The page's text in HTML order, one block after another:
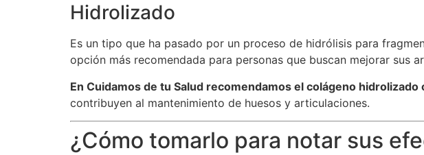
Hidrolizado
Es un tipo que ha pasado por un proceso de hidrólisis para
opción más recomendada para personas que buscan mejorar sus
En Cuidamos de tu Salud recomendamos el colágeno hidrolizado
contribuyen al mantenimiento de huesos y articulaciones.
¿Cómo tomarlo para notar sus